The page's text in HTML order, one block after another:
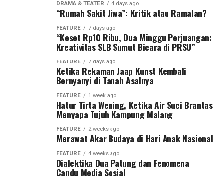
DRAMA & TEATER 4 days ago
“Rumah Sakit Jiwa”: Kritik atau Ramalan?
FEATURE 7 days ago
“Keset Rp10 Ribu, Dua Minggu Perjuangan:
Kreativitas SLB Sumut Bicara di PRSU”
FEATURE 7 days ago
Ketika Rekaman Jaap Kunst Kembali
Bernyanyi di Tanah Asalnya
FEATURE 1 week ago
Hatur Tirta Wening, Ketika Air Suci Brantas
Menyapa Tujuh Kampung Malang
FEATURE 2 weeks ago
Merawat Akar Budaya di Hari Anak Nasional
FEATURE 4 weeks ago
Dialektika Dua Patung dan Fenomena
Candu Media Sosial